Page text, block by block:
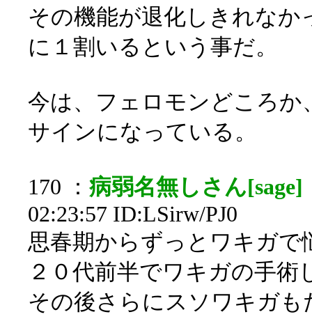
その機能が退化しきれなか
に１割いるという事だ。
今は、フェロモンどころか
サインになっている。
170 ： 病弱名無しさん[sage]
02:23:57 ID:LSirw/PJ0
思春期からずっとワキガで
２０代前半でワキガの手術
その後さらにスソワキガ